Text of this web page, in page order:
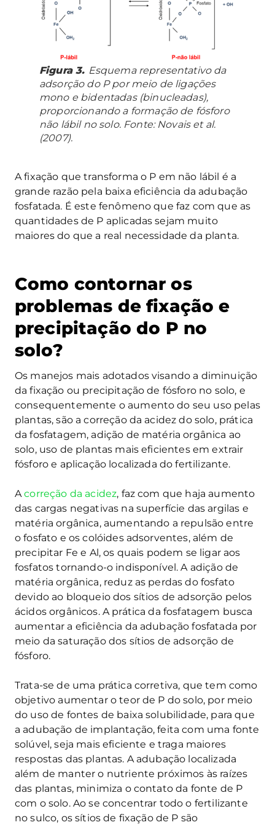
Figura 3. Esquema representativo da
adsorção do P por meio de ligações
mono e bidentadas (binucleadas),
proporcionando a formação de fósforo
não lábil no solo. Fonte: Novais et al.
(2007).
A fixação que transforma o P em não lábil é a
grande razão pela baixa eficiência da adubação
fosfatada. É este fenômeno que faz com que as
quantidades de P aplicadas sejam muito
maiores do que a real necessidade da planta.
Como contornar os
problemas de fixação e
precipitação do P no
solo?
Os manejos mais adotados visando a diminuição
da fixação ou precipitação de fósforo no solo, e
consequentemente o aumento do seu uso pelas
plantas, são a correção da acidez do solo, prática
da fosfatagem, adição de matéria orgânica ao
solo, uso de plantas mais eficientes em extrair
fósforo e aplicação localizada do fertilizante.
Acorreção da acidez, faz com que haja aumento
das cargas negativas na superfície das argilas e
matéria orgânica, aumentando a repulsão entre
o fosfato e os colóides adsorventes, além de
precipitar Fe e Al, os quais podem se ligar aos
fosfatos tornando-o indisponível. A adição de
matéria orgânica, reduz as perdas do fosfato
devido ao bloqueio dos sítios de adsorção pelos
ácidos orgânicos. A prática da fosfatagem busca
aumentar a eficiência da adubação fosfatada por
meio da saturação dos sítios de adsorção de
fósforo.
Trata-se de uma prática corretiva, que tem como
objetivo aumentar o teor de P do solo, por meio
do uso de fontes de baixa solubilidade, para que
a adubação de implantação, feita com uma fonte
solúvel, seja mais eficiente e traga maiores
respostas das plantas. A adubação localizada
além de manter o nutriente próximos às raízes
das plantas, minimiza o contato da fonte de P
com o solo. Ao se concentrar todo o fertilizante
no sulco, os sítios de fixação de P são